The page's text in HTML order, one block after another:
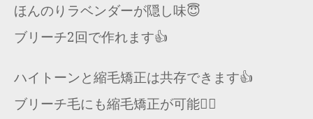
ほんのりラベンダーが隠し味😇
ブリーチ2回で作れます👍
ハイトーンと縮毛矯正は共存できます👍
ブリーチ毛にも縮毛矯正が可能🙆‍♂️